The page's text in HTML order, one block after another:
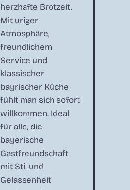
herzhafte Brotzeit.
Mit uriger
Atmosphäre,
freundlichem
Service und
klassischer
bayrischer Küche
fühlt man sich sofort
willkommen. Ideal
für alle, die
bayerische
Gastfreundschaft
mit Stil und
Gelassenheit